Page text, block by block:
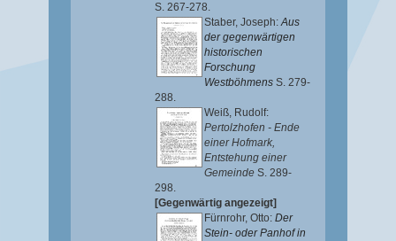
S. 267-278.
Staber, Joseph:Aus
der gegenwärtigen
historischen
Forschung
Westböhmens S. 279-
288.
Weiß, Rudolf:
Pertolzhofen - Ende
einer Hofmark,
Entstehung einer
Gemeinde S. 289-
298.
[Gegenwärtig angezeigt]
Fürnrohr, Otto: Der
Stein- oder Panhof in